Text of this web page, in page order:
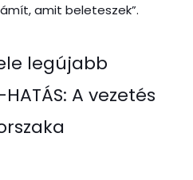
amit beleteszek”.
legújabb
A vezetés